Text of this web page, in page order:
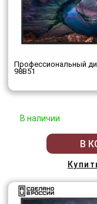
Профессиональный
98B51
В наличии
В